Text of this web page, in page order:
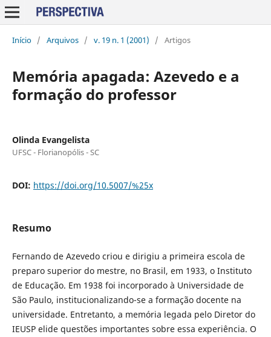
Início / Arquivos / v. 19 n. 1 (2001) / Artigos
Memória apagada: Azevedo e a
formação do professor
Olinda Evangelista
UFSC - Florianopólis - SC
DOI: https://doi.org/10.5007/%25x
Resumo
Fernando de Azevedo criou e dirigiu a primeira escola de
preparo superior do mestre, no Brasil, em 1933, o Instituto
de Educação. Em 1938 foi incorporado à Universidade de
São Paulo, institucionalizando-se a formação docente na
universidade. Entretanto, a memória legada pelo Diretor do
IEUSP elide questões importantes sobre essa experiência. O